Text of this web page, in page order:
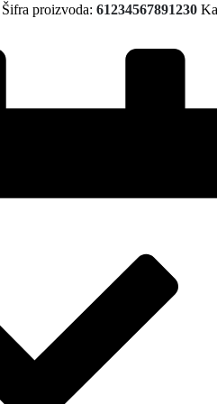
Šifra proizvoda: 61234567891230